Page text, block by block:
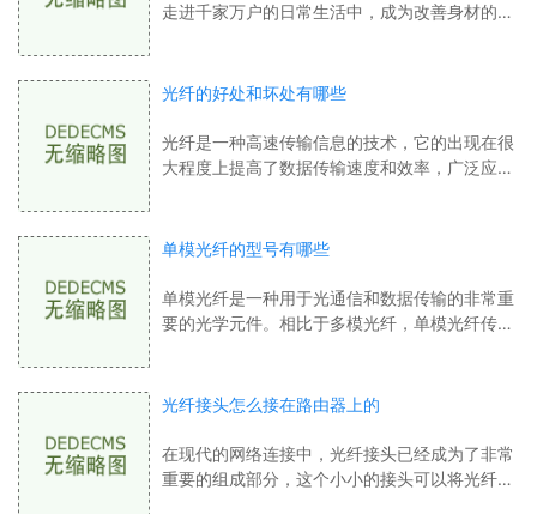
走进千家万户的日常生活中，成为改善身材的有
光纤的好处和坏处有哪些
光纤是一种高速传输信息的技术，它的出现在很
大程度上提高了数据传输速度和效率，广泛应用
单模光纤的型号有哪些
单模光纤是一种用于光通信和数据传输的非常重
要的光学元件。相比于多模光纤，单模光纤传输
光纤接头怎么接在路由器上的
在现代的网络连接中，光纤接头已经成为了非常
重要的组成部分，这个小小的接头可以将光纤线